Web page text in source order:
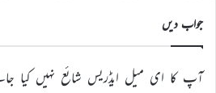
جواب دیں
آپ کا ای میل ایڈریس شائع نہیں کیا